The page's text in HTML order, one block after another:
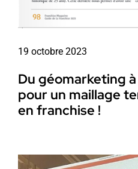
19 octobre 2023
Du géomarketing
pour un maillage
en franchise !